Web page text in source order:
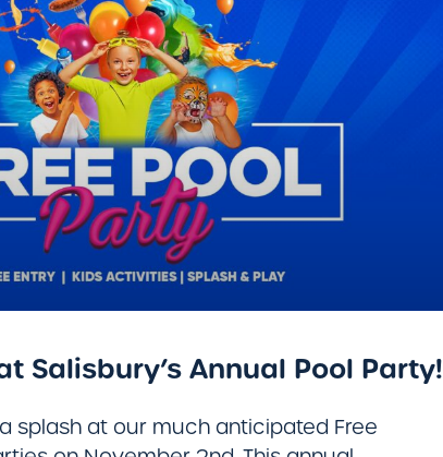
Salisbury’s Annual Pool Party!
splash at our much anticipated Free